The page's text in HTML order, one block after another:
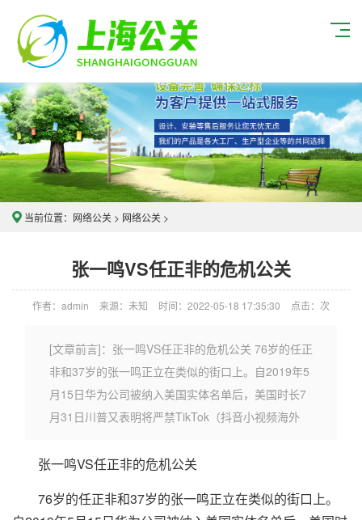
当前位置： 网络公关 > 网络公关 >
张一鸣VS任正非的危机公关
作者：admin 来源：未知 时间：2022-05-18 17:35:30 点击： 次
[文章前言]：张一鸣VS任正非的危机公关 76岁的任正
非和37岁的张一鸣正立在类似的街口上。自2019年5
月15日华为公司被纳入美国实体名单后，美国时长7
月31日川普又表明将严禁TikTok（抖音小视频海外
张一鸣VS任正非的危机公关
76岁的任正非和37岁的张一鸣正立在类似的街口上。